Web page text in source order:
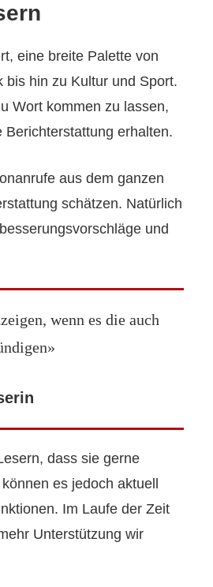
eine breite Palette von
hin zu Kultur und Sport.
Wort kommen zu lassen,
erhalten.
aus dem ganzen
schätzen. Natürlich
und
wenn es die auch
dass sie gerne
es jedoch aktuell
Im Laufe der Zeit
Unterstützung wir